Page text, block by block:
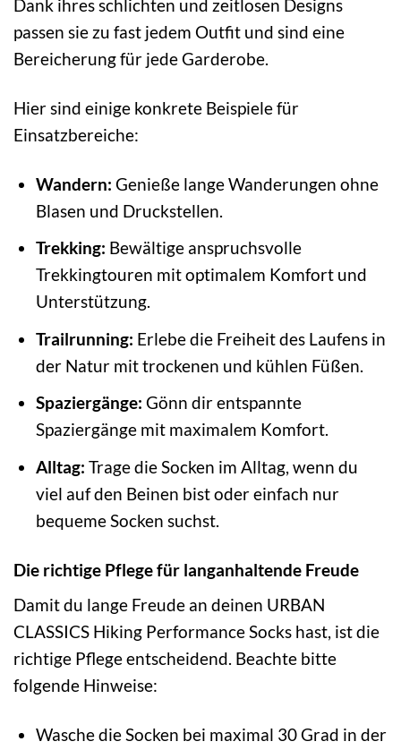
Dank ihres schlichten und zeitlosen Designs
passen sie zu fast jedem Outfit und sind eine
Bereicherung für jede Garderobe.
Hier sind einige konkrete Beispiele für
Einsatzbereiche:
Wandern: Genieße lange Wanderungen ohne
Blasen und Druckstellen.
Trekking: Bewältige anspruchsvolle
Trekkingtouren mit optimalem Komfort und
Unterstützung.
Trailrunning: Erlebe die Freiheit des Laufens in
der Natur mit trockenen und kühlen Füßen.
Spaziergänge: Gönn dir entspannte
Spaziergänge mit maximalem Komfort.
Alltag: Trage die Socken im Alltag, wenn du
viel auf den Beinen bist oder einfach nur
bequeme Socken suchst.
Die richtige Pflege für langanhaltende Freude
Damit du lange Freude an deinen URBAN
CLASSICS Hiking Performance Socks hast, ist die
richtige Pflege entscheidend. Beachte bitte
folgende Hinweise:
Wasche die Socken bei maximal 30 Grad in der